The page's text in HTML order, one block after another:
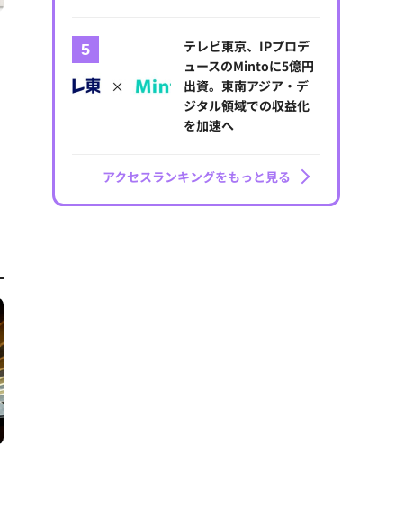
テレビ東京、IPプロデ
ュースのMintoに5億円
出資。東南アジア・デ
ジタル領域での収益化
を加速へ
アクセスランキングをもっと見る